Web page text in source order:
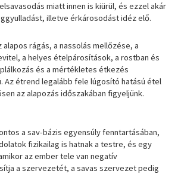
miatt innen is kiürül, és ezzel akár
illetve érkárosodást idéz elő.
alapos rágás, a nassolás mellőzése, a
a helyes ételpárosítások, a rostban és
és a mértékletes étkezés
Az étrend legalább fele lúgosító hatású étel
az alapozás időszakában figyeljünk.
a sav-bázis egyensúly fenntartásában,
fizikailag is hatnak a testre, és egy
az ember tele van negatív
a szervezetét, a savas szervezet pedig